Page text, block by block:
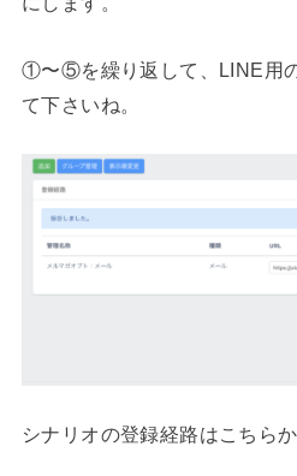
①〜⑤を繰り返して、LINE用
て下さいね。
シナリオの登録経路はこちら